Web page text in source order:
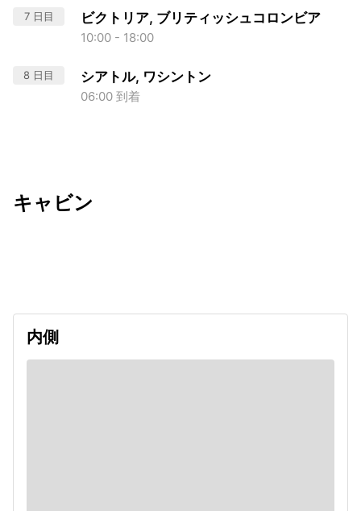
7 日目 ビクトリア, ブリティッシュコロンビア
10:00 - 18:00
8 日目 シアトル, ワシントン
06:00 到着
キャビン
内側